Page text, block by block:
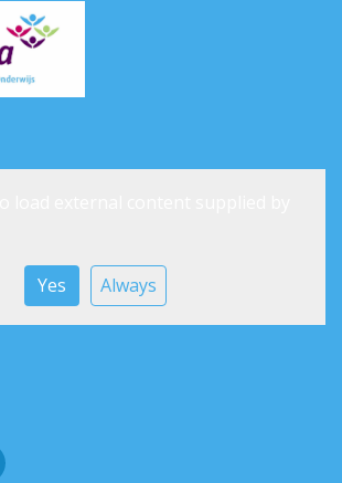
Yes Always